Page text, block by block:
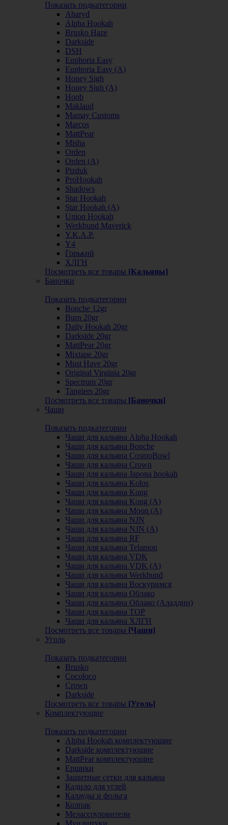
Показать подкатегории
Abaryd
Alpha Hookah
Brusko Haze
Darkside
DSH
Euphoria Easy
Euphoria Easy (А)
Honey Sigh
Honey Sigh (А)
Hoob
Maklaud
Mamay Customs
Marcos
MattPear
Misha
Orden
Orden (А)
Pizduk
ProHookah
Shadows
Star Hookah
Star Hookah (А)
Union Hookah
Werkbund Maverick
Y.K.A.P.
Y4
Горький
ХЛГН
Посмотреть все товары [Кальяны]
Баночки
Показать подкатегории
Bonche 12gr
Burn 20gr
Daily Hookah 20gr
Darkside 20gr
MattPear 20gr
Mixtape 20gr
Must Have 20gr
Original Virginia 20gr
Spectrum 20gr
Tangiers 20gr
Посмотреть все товары [Баночки]
Чаши
Показать подкатегории
Чаши для кальяна Alpha Hookah
Чаши для кальяна Bonche
Чаши для кальяна CosmoBowl
Чаши для кальяна Crown
Чаши для кальяна Japona hookah
Чаши для кальяна Kolos
Чаши для кальяна Kong
Чаши для кальяна Kong (A)
Чаши для кальяна Moon (А)
Чаши для кальяна NJN
Чаши для кальяна NJN (А)
Чаши для кальяна RF
Чаши для кальяна Telamon
Чаши для кальяна VDK
Чаши для кальяна VDK (А)
Чаши для кальяна Werkbund
Чаши для кальяна Воскуримся
Чаши для кальяна Облако
Чаши для кальяна Облако (Аладдин)
Чаши для кальяна ТОР
Чаши для кальяна ХЛГН
Посмотреть все товары [Чаши]
Уголь
Показать подкатегории
Brusko
Cocoloco
Crown
Darkside
Посмотреть все товары [Уголь]
Комплектующие
Показать подкатегории
Alpha Hookah комплектующие
Darkside комплектующие
MattPear комплектующие
Ершики
Защитные сетки для кальяна
Кадило для углей
Калауды и фольга
Колпак
Мелассоуловители
Мундштуки